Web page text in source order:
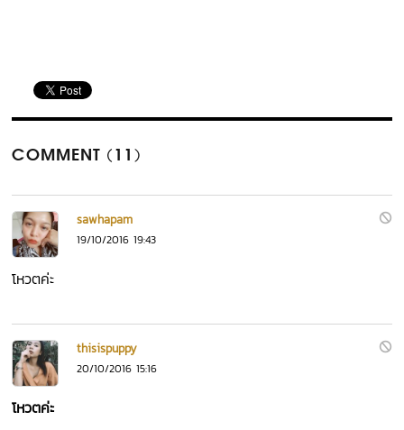
COMMENT (11)
sawhapam
19/10/2016 19:43
โหวตค่ะ
thisispuppy
20/10/2016 15:16
โหวตค่ะ